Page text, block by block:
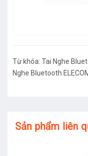
Từ khóa: Tai Nghe
Nghe Bluetooth
Sản phẩm liên